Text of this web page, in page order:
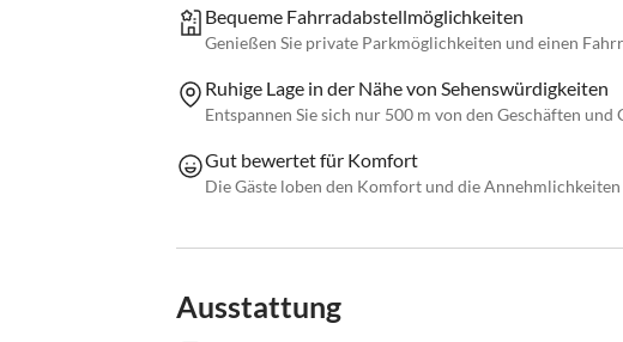
Bequeme Fahrradabstellmöglichkeiten
Genießen Sie private Parkmöglichkeiten und einen
Ruhige Lage in der Nähe von Sehenswürdigkeiten
Entspannen Sie sich nur 500 m von den Geschäften
Gut bewertet für Komfort
Die Gäste loben den Komfort und die
Ausstattung